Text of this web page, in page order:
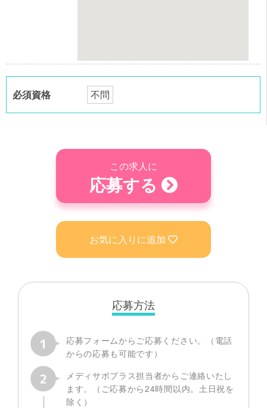
必須資格 不問
この求人に
応募する
お気に入りに追加
応募方法
応募フォームからご応募ください。（電話
からの応募も可能です）
メディサポプラス担当者からご連絡いたし
ます。（ご応募から24時間以内。土日祝を
除く）